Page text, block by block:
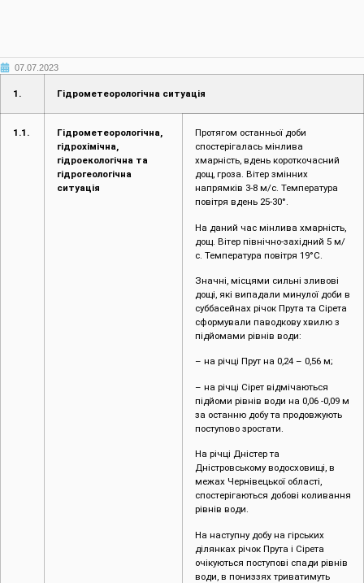
07.07.2023
1. Гідрометеорологічна ситуація
1.1.
Гідрометеорологічна,
гідрохімічна,
гідроекологічна та
гідрогеологічна
ситуація
Протягом останньої доби
спостерігалась мінлива
хмарність, вдень короткочасний
дощ, гроза. Вітер змінних
напрямків 3-8 м/с. Температура
повітря вдень 25-30°.
На даний час мінлива хмарність,
дощ. Вітер північно-західний 5 м/
с. Температура повітря 19°С.
Значні, місцями сильні зливові
дощі, які випадали минулої доби в
суббасейнах річок Прута та Сірета
сформували паводкову хвилю з
підйомами рівнів води:
– на річці Прут на 0,24 – 0,56 м;
– на річці Сірет відмічаються
підйоми рівнів води на 0,06 -0,09 м
за останню добу та продовжують
поступово зростати.
На річці Дністер та
Дністровському водосховищі, в
межах Чернівецької області,
спостерігаються добові коливання
рівнів води.
На наступну добу на гірських
ділянках річок Прута і Сірета
очікуються поступові спади рівнів
води, в пониззях триватимуть